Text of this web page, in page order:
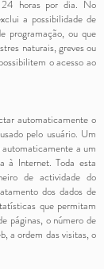
horas por dia. No
a possibilidade de
programação, ou que
naturais, greves ou
o acesso ao
automaticamente o
pelo usuário. Um
a um
à Internet. Toda esta
de actividade do
dos dados de
que permitam
páginas, o número de
a ordem das visitas, o